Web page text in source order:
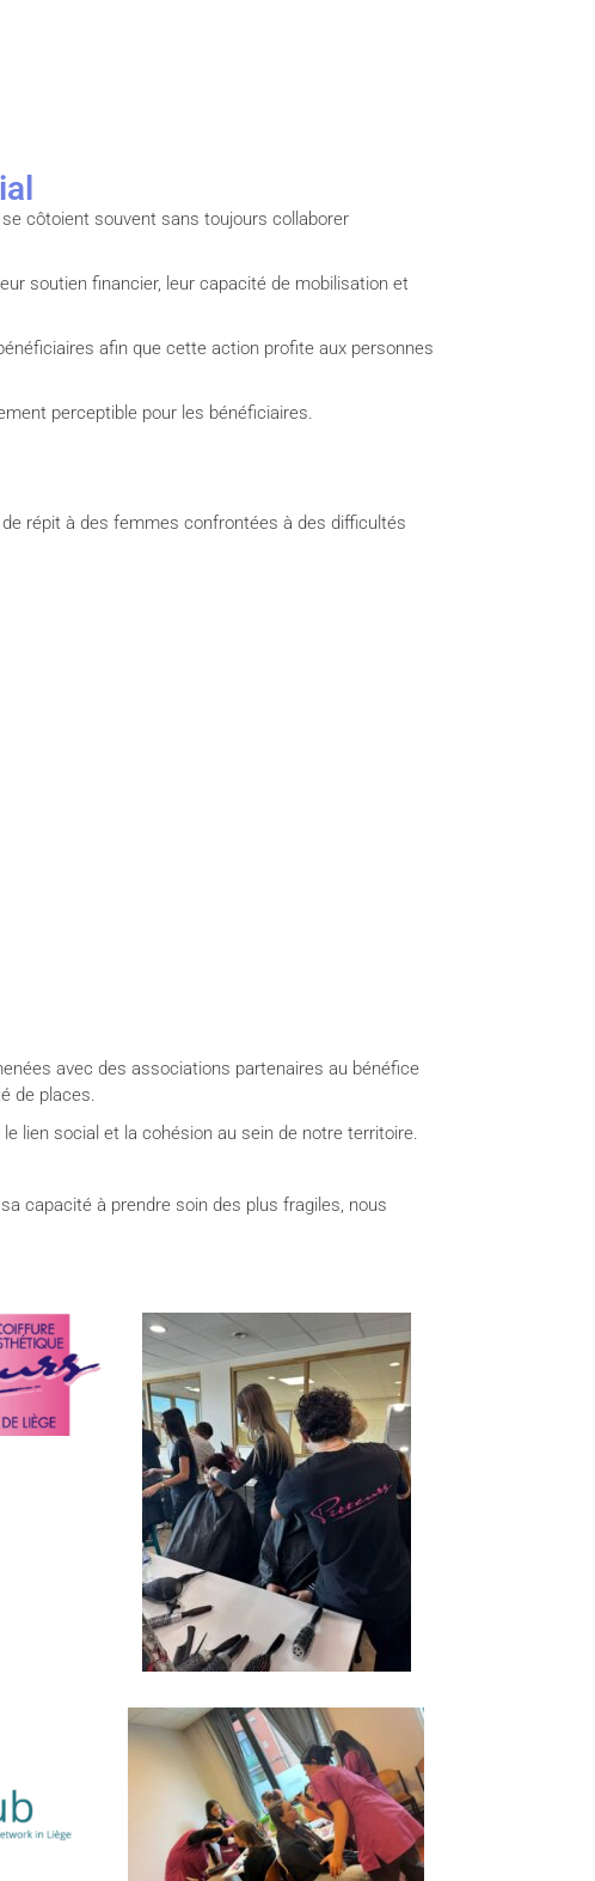
côtoient souvent sans toujours collaborer
soutien financier, leur capacité de mobilisation et
afin que cette action profite aux personnes
perceptible pour les bénéficiaires.
répit à des femmes confrontées à des difficultés
avec des associations partenaires au bénéfice
de places.
lien social et la cohésion au sein de notre territoire.
capacité à prendre soin des plus fragiles, nous